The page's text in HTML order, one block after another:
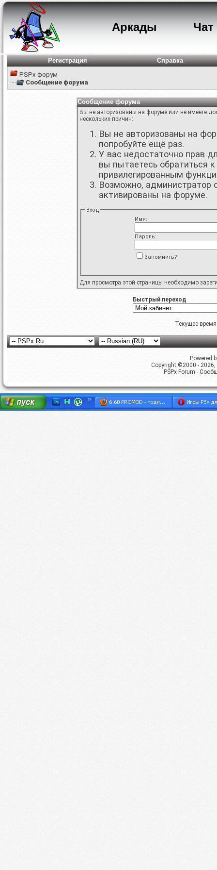
Аркады Чат
Регистрация
Справка
PSPx форум
Сообщение форума
Сообщение форума
Вы не авторизованы на форуме или не имеете
нескольких причин:
Вы не авторизованы на
попробуйте ещё раз.
У вас недостаточно прав
вы пытаетесь обратиться
привилегированным
Возможно, администратор
активированы на форуме.
Вход
Имя:
Пароль:
Запомнить?
Для просмотра этой страницы необходимо
Быстрый переход
Текущее
Powered
Copyright ©2000 -
PSPx Forum -